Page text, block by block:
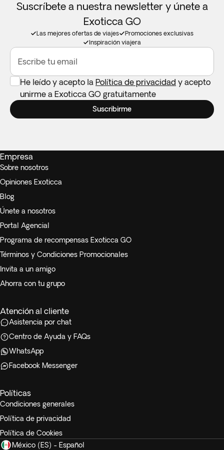
Suscríbete a nuestra newsletter y únete a
Exoticca GO
Las mejores ofertas de viajes
Promociones exclusivas
Inspiración viajera
Escribe tu email
He leído y acepto la Política de privacidad y acepto
unirme a Exoticca GO gratuitamente
Suscribirme
Empresa
Sobre nosotros
Opiniones Exoticca
Blog
Únete a nosotros
Portal Agencial
Programa de recompensas Exoticca GO
Términos y Condiciones Promocionales
Invita a un amigo
Ahorra con tu grupo
Atención al cliente
Asistencia por chat
Centro de Ayuda y FAQs
WhatsApp
Facebook Messenger
Políticas
Condiciones generales
Política de privacidad
Política de Cookies
México (ES) - Español